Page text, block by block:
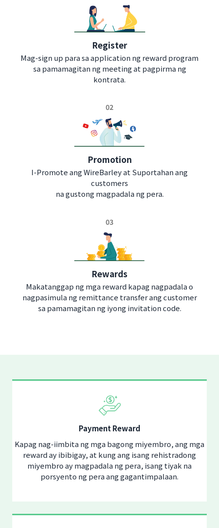
Register
Mag-sign up para sa application ng reward program
sa pamamagitan ng meeting at pagpirma ng
kontrata.
02
Promotion
I-Promote ang WireBarley at Suportahan ang
customers
na gustong magpadala ng pera.
03
Rewards
Makatanggap ng mga reward kapag nagpadala o
nagpasimula ng remittance transfer ang customer
sa pamamagitan ng iyong invitation code.
Payment Reward
Kapag nag-iimbita ng mga bagong miyembro, ang mga
reward ay ibibigay, at kung ang isang rehistradong
miyembro ay magpadala ng pera, isang tiyak na
porsyento ng pera ang gagantimpalaan.